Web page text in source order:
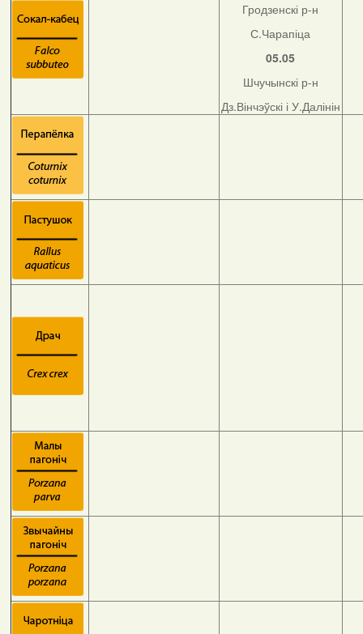
Гродзенскі р-н
С.Чарапіца
05.05
Шчучынскі р-н
Дз.Вінчэўскі і У.Далінін